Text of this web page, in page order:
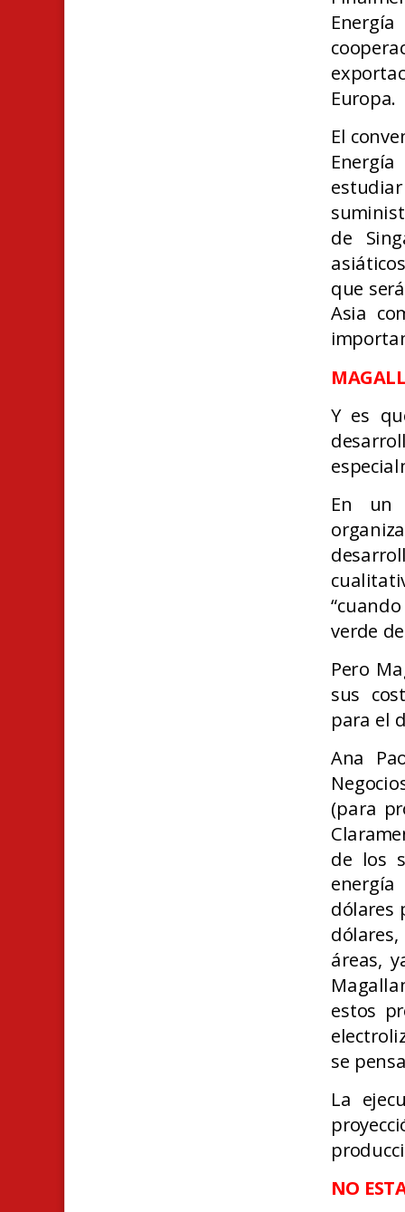
Europa.
El
de
que
Asia
M
Y es
En un
verde
Pero
sus
para el
Ana
(para
de los
dólares
áreas,
estos
se
La
NO